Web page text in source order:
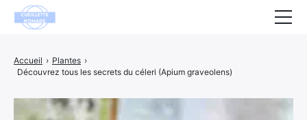
Accueil › Plantes ›
Découvrez tous les secrets du céleri (Apium graveolens)
Animaux
Décoration